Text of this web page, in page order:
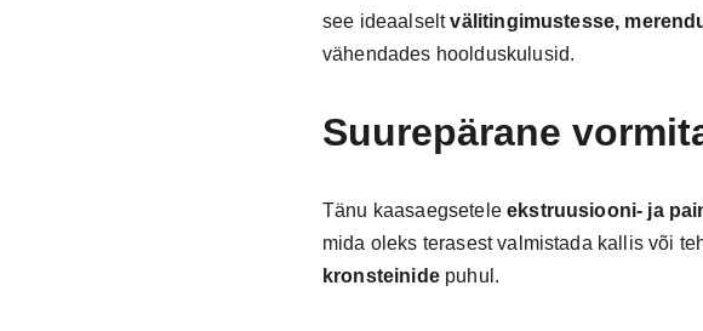
see ideaalselt välitingimustesse,
vähendades hoolduskulusid.
Suurepärane
Tänu kaasaegsetele ekstruusiooni- ja
mida oleks terasest valmistada kallis või
kronsteinide puhul.